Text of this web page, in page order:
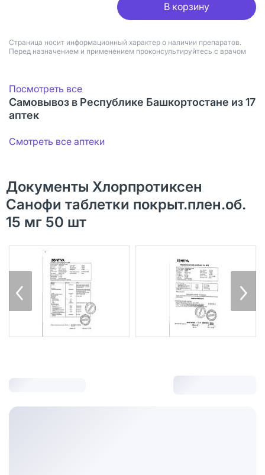
В корзину
Страница носит информационный характер о наличии препаратов.
Перед назначением и применением проконсультируйтесь с врачом
Посмотреть все
Самовывоз в Республике Башкортостане из 17
аптек
Смотреть все аптеки
Документы Хлорпротиксен
Санофи таблетки покрыт.плен.об.
15 мг 50 шт